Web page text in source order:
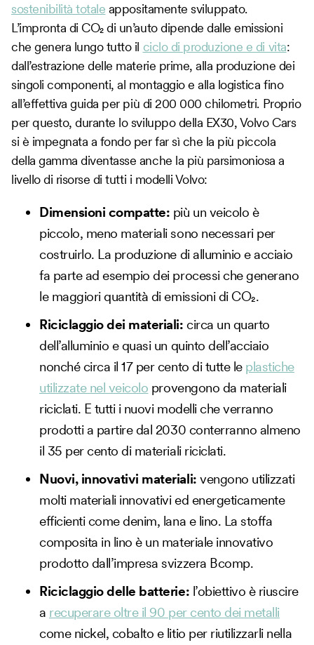
sostenibilità totale appositamente sviluppato.
L’impronta di CO₂ di un’auto dipende dalle emissioni
che genera lungo tutto il ciclo di produzione e di vita:
dall’estrazione delle materie prime, alla produzione dei
singoli componenti, al montaggio e alla logistica fino
all’effettiva guida per più di 200 000 chilometri. Proprio
per questo, durante lo sviluppo della EX30, Volvo Cars
si è impegnata a fondo per far sì che la più piccola
della gamma diventasse anche la più parsimoniosa a
livello di risorse di tutti i modelli Volvo:
Dimensioni compatte: più un veicolo è
piccolo, meno materiali sono necessari per
costruirlo. La produzione di alluminio e acciaio
fa parte ad esempio dei processi che generano
le maggiori quantità di emissioni di CO₂.
Riciclaggio dei materiali: circa un quarto
dell’alluminio e quasi un quinto dell’acciaio
nonché circa il 17 per cento di tutte le plastiche
utilizzate nel veicolo provengono da materiali
riciclati. E tutti i nuovi modelli che verranno
prodotti a partire dal 2030 conterranno almeno
il 35 per cento di materiali riciclati.
Nuovi, innovativi materiali: vengono utilizzati
molti materiali innovativi ed energeticamente
efficienti come denim, lana e lino. La stoffa
composita in lino è un materiale innovativo
prodotto dall’impresa svizzera Bcomp.
Riciclaggio delle batterie: l’obiettivo è riuscire
a recuperare oltre il 90 per cento dei metalli
come nickel, cobalto e litio per riutilizzarli nella